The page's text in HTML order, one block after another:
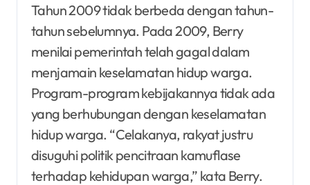
Tahun 2009 tidak berbeda dengan tahun-
tahun sebelumnya. Pada 2009, Berry
menilai pemerintah telah gagal dalam
menjamain keselamatan hidup warga.
Program-program kebijakannya tidak ada
yang berhubungan dengan keselamatan
hidup warga. “Celakanya, rakyat justru
disuguhi politik pencitraan kamuflase
terhadap kehidupan warga,” kata Berry.